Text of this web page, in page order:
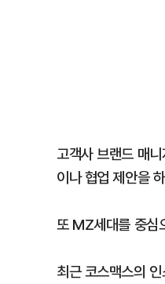
고객사 브랜드 매
이나 협업 제안을
또 MZ세대를 중심
최근 코스맥스의